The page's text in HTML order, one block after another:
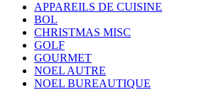
APPAREILS DE CUISINE
BOL
CHRISTMAS MISC
GOLF
GOURMET
NOEL AUTRE
NOEL BUREAUTIQUE